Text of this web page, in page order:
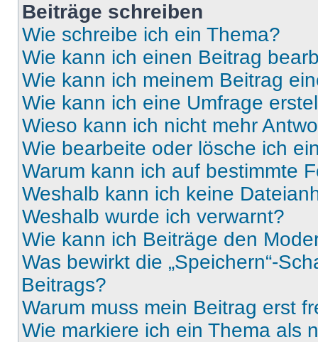
Beiträge schreiben
Wie schreibe ich ein Thema?
Wie kann ich einen Beitrag
Wie kann ich meinem Beitrag
Wie kann ich eine Umfrage
Wieso kann ich nicht mehr
Wie bearbeite oder lösche ich
Warum kann ich auf bestimmte
Weshalb kann ich keine
Weshalb wurde ich verwarnt?
Wie kann ich Beiträge den
Was bewirkt die „Speichern“-
Beitrags?
Warum muss mein Beitrag erst
Wie markiere ich ein Thema als